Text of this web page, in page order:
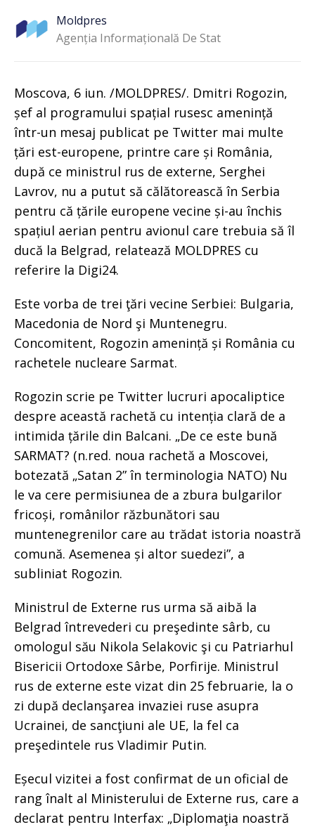
Moldpres
Agenția Informațională De Stat
Moscova, 6 iun. /MOLDPRES/. Dmitri Rogozin,
șef al programului spațial rusesc amenință
într-un mesaj publicat pe Twitter mai multe
țări est-europene, printre care și România,
după ce ministrul rus de externe, Serghei
Lavrov, nu a putut să călătorească în Serbia
pentru că țările europene vecine și-au închis
spațiul aerian pentru avionul care trebuia să îl
ducă la Belgrad, relatează MOLDPRES cu
referire la Digi24.
Este vorba de trei ţări vecine Serbiei: Bulgaria,
Macedonia de Nord şi Muntenegru.
Concomitent, Rogozin amenință și România cu
rachetele nucleare Sarmat.
Rogozin scrie pe Twitter lucruri apocaliptice
despre această rachetă cu intenția clară de a
intimida țările din Balcani. „De ce este bună
SARMAT? (n.red. noua rachetă a Moscovei,
botezată „Satan 2” în terminologia NATO) Nu
le va cere permisiunea de a zbura bulgarilor
fricoși, românilor răzbunători sau
muntenegrenilor care au trădat istoria noastră
comună. Asemenea și altor suedezi”, a
subliniat Rogozin.
Ministrul de Externe rus urma să aibă la
Belgrad întrevederi cu preşedinte sârb, cu
omologul său Nikola Selakovic şi cu Patriarhul
Bisericii Ortodoxe Sârbe, Porfirije. Ministrul
rus de externe este vizat din 25 februarie, la o
zi după declanşarea invaziei ruse asupra
Ucrainei, de sancţiuni ale UE, la fel ca
preşedintele rus Vladimir Putin.
Eșecul vizitei a fost confirmat de un oficial de
rang înalt al Ministerului de Externe rus, care a
declarat pentru Interfax: „Diplomaţia noastră